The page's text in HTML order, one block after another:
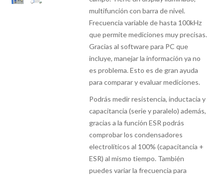
multifunción con barra de nivel.
Frecuencia variable de hasta 100kHz
que permite mediciones muy precisas.
Gracias al software para PC que
incluye, manejar la información ya no
es problema. Esto es de gran ayuda
para comparar y evaluar mediciones.
Podrás medir resistencia, inductacia y
capacitancia (serie y paralelo) además,
gracias a la función ESR podrás
comprobar los condensadores
electrolíticos al 100% (capacitancia +
ESR) al mismo tiempo. También
puedes variar la frecuencia para